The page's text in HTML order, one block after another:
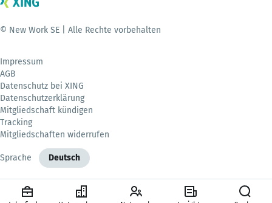
© New Work SE | Alle Rechte vorbehalten
Impressum
AGB
Datenschutz bei XING
Datenschutzerklärung
Mitgliedschaft kündigen
Tracking
Mitgliedschaften widerrufen
Sprache Deutsch